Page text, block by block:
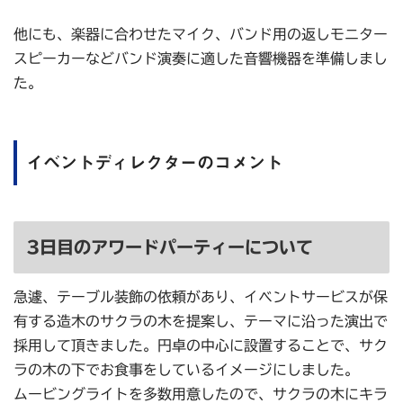
他にも、楽器に合わせたマイク、バンド用の返しモニター
スピーカーなどバンド演奏に適した音響機器を準備しまし
た。
イベントディレクターのコメント
3日目のアワードパーティーについて
急遽、テーブル装飾の依頼があり、イベントサービスが保
有する造木のサクラの木を提案し、テーマに沿った演出で
採用して頂きました。円卓の中心に設置することで、サク
ラの木の下でお食事をしているイメージにしました。
ムービングライトを多数用意したので、サクラの木にキラ